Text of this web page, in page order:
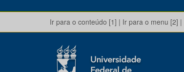
Ir para o conteúdo [1] | Ir para o menu [2] |